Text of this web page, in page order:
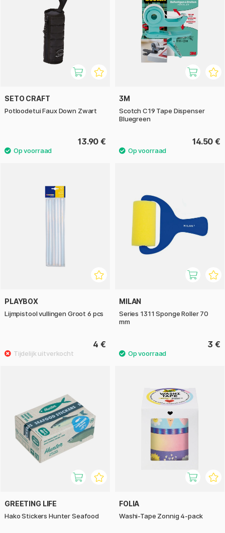
SETO CRAFT
Potloodetui Faux Down Zwart
13.90 €
3M
Scotch C19 Tape Dispenser
Bluegreen
14.50 €
PLAYBOX
Lijmpistool vullingen Groot 6 pcs
4 €
MILAN
Series 1311 Sponge Roller 70
mm
3 €
GREETING LIFE
Hako Stickers Hunter Seafood
FOLIA
Washi-Tape Zonnig 4-pack